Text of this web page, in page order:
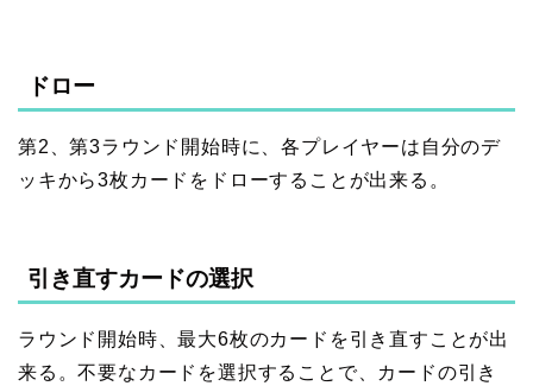
ドロー
第2、第3ラウンド開始時に、各プレイヤーは自分のデ
ッキから3枚カードをドローすることが出来る。
引き直すカードの選択
ラウンド開始時、最大6枚のカードを引き直すことが出
来る。不要なカードを選択することで、カードの引き